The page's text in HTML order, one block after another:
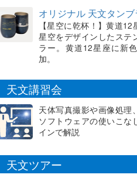
オリジナル 天文タンブ
【星空に乾杯！】黄道
星空をデザインしたステ
ラー。黄道12星座に新
加。
天文講習会
天体写真撮影や画像処理
ソフトウェアの使いこな
インで解説
天文ツアー